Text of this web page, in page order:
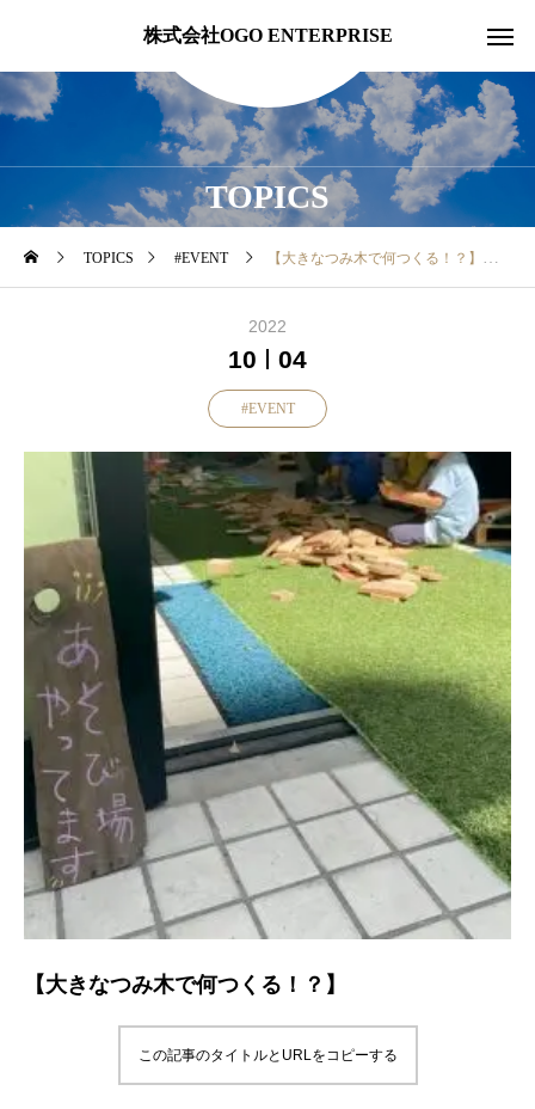
株式会社OGO ENTERPRISE
TOPICS
TOPICS #EVENT 【大きなつみ木で何つくる！？】
2022
10 04
#EVENT
【大きなつみ木で何つくる！？】
この記事のタイトルとURLをコピーする